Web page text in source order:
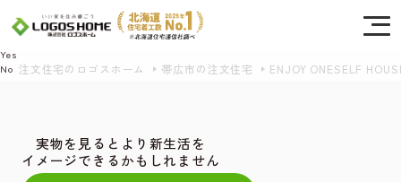
注文住宅のロゴスホーム 帯広市の注文住宅 ENJOY ONESELF
実物を見るとより新生活を
イメージできるかもしれません
Cookie を使用して、お客様の活動を追跡してもよろしいですか? 当社ではお客様の
プライバシーを極めて重視しています。詳細について、およびご質問がある場合
は、当社のプライバシーポリシーをご覧ください。
Yes
No